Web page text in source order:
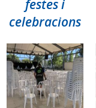
festes i
celebracions